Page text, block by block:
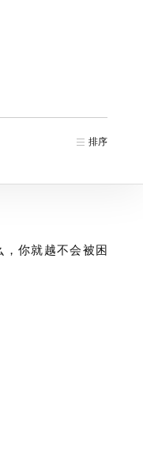
排序
你就越不会被困